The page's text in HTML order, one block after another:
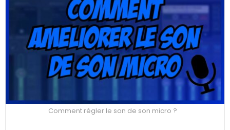
Comment régler le son de son micro ?